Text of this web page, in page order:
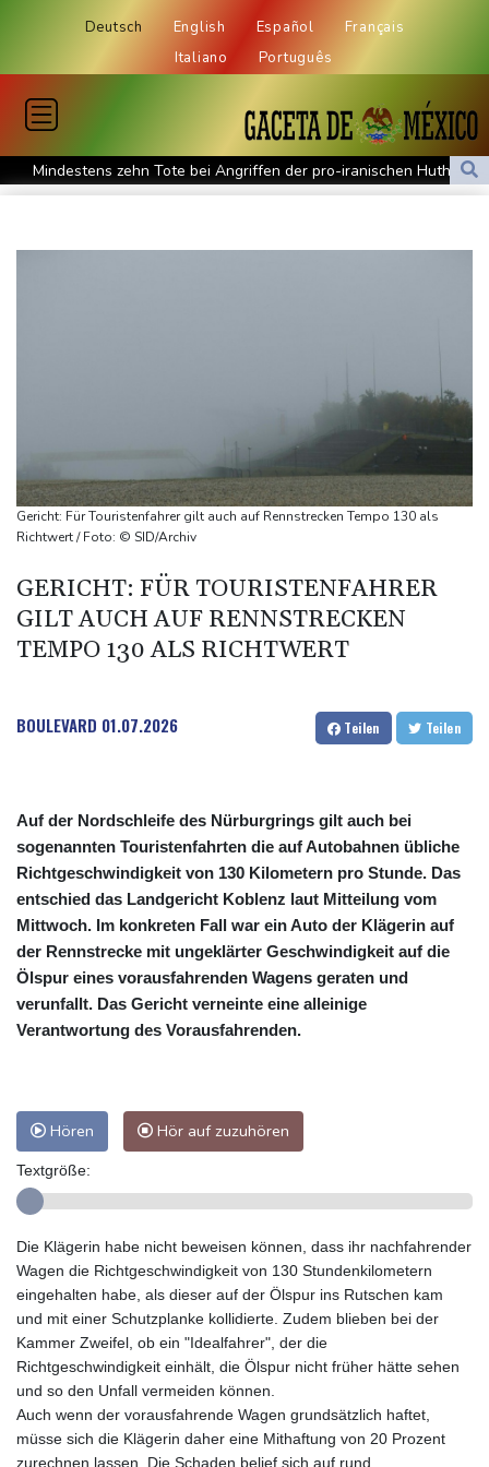
Deutsch English Español
Français
Italiano
Português
Mindestens zehn Tote bei Angriffen der pro-iranischen Huthis im
Jemen
Selenskyj erstmals seit Beginn von Ukraine-Krieg nach Serbien
Russland weist Verantwortung für Drohnenvorfall an Leipziger
Flughafen zurück
US-Berufungsgericht bestätigt Aussetzung von Trumps
umstrittenen Ballsaal-Plänen
Grenzkontrollen
Niewiadoma fährt am Mont Ventoux ins Gelbe Trikot
Trumps umstrittener Justizminister Blanche kurz vor der
Gericht: Für Touristenfahrer gilt auch auf Rennstrecken Tempo 130 als
Richtwert / Foto: © SID/Archiv
GERICHT: FÜR TOURISTENFAHRER
GILT AUCH AUF RENNSTRECKEN
TEMPO 130 ALS RICHTWERT
BOULEVARD 01.07.2026 Teilen Teilen
Auf der Nordschleife des Nürburgrings gilt auch bei
sogenannten Touristenfahrten die auf Autobahnen übliche
Richtgeschwindigkeit von 130 Kilometern pro Stunde. Das
entschied das Landgericht Koblenz laut Mitteilung vom
Mittwoch. Im konkreten Fall war ein Auto der Klägerin auf
der Rennstrecke mit ungeklärter Geschwindigkeit auf die
Ölspur eines vorausfahrenden Wagens geraten und
verunfallt. Das Gericht verneinte eine alleinige
Verantwortung des Vorausfahrenden.
Hören Hör auf zuzuhören
Textgröße:
Die Klägerin habe nicht beweisen können, dass ihr nachfahrender
Wagen die Richtgeschwindigkeit von 130 Stundenkilometern
eingehalten habe, als dieser auf der Ölspur ins Rutschen kam
und mit einer Schutzplanke kollidierte. Zudem blieben bei der
Kammer Zweifel, ob ein "Idealfahrer", der die
Richtgeschwindigkeit einhält, die Ölspur nicht früher hätte sehen
und so den Unfall vermeiden können.
Auch wenn der vorausfahrende Wagen grundsätzlich haftet,
müsse sich die Klägerin daher eine Mithaftung von 20 Prozent
zurechnen lassen. Die Schaden belief sich auf rund